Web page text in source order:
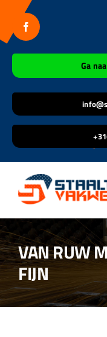
inhoud
Ga
Home
Over ons
VAN RUW
FIJN